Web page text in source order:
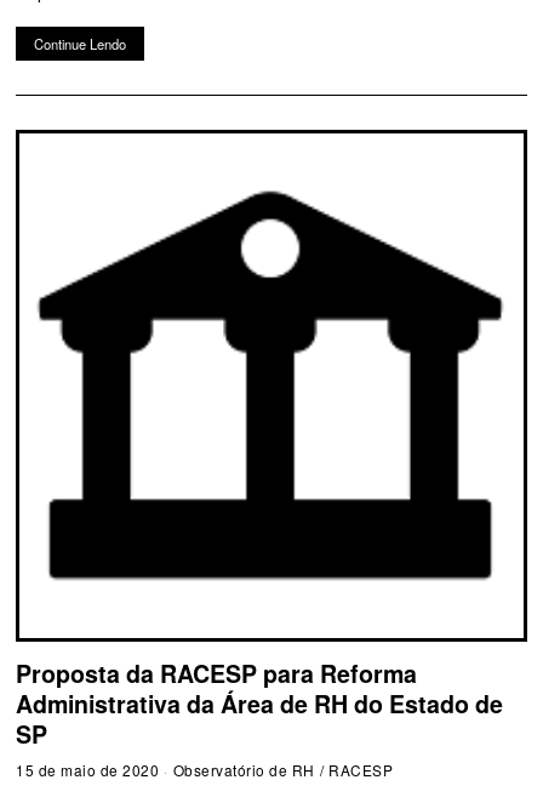
Continue Lendo
Proposta da RACESP para Reforma
Administrativa da Área de RH do Estado de
SP
15 de maio de 2020 Observatório de RH / RACESP